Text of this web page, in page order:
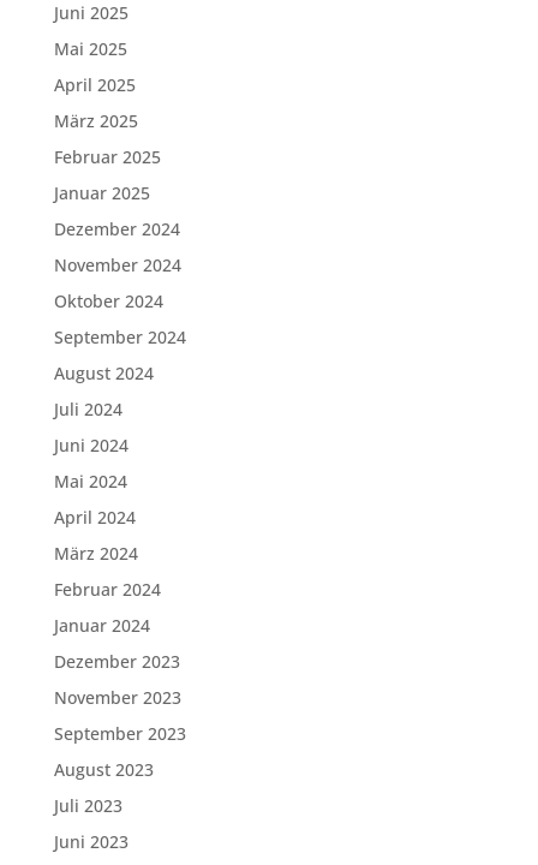
Juni 2025
Mai 2025
April 2025
März 2025
Februar 2025
Januar 2025
Dezember 2024
November 2024
Oktober 2024
September 2024
August 2024
Juli 2024
Juni 2024
Mai 2024
April 2024
März 2024
Februar 2024
Januar 2024
Dezember 2023
November 2023
September 2023
August 2023
Juli 2023
Juni 2023